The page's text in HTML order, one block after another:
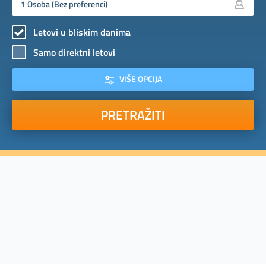
Letovi u bliskim danima
Samo direktni letovi
VIŠE OPCIJA
PRETRAŽITI